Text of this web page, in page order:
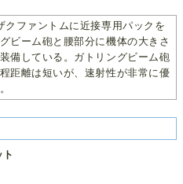
ファントムに近接専用パックを
ビーム砲と腰部分に機体の大きさ
備している。ガトリングビーム砲
距離は短いが、速射性が非常に優